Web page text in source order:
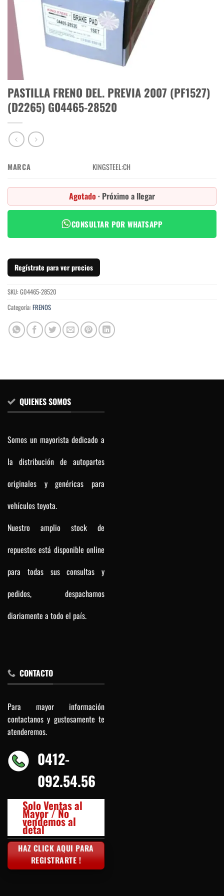
PASTILLA FRENO DEL. PREVIA 2007 (PF1527)
(D2265) G04465-28520
MARCA KINGSTEEL:CH
Agotado · Próximo a llegar
CONSULTAR POR WHATSAPP
Regístrate para ver precios
SKU: G04465-28520
Categoría: FRENOS
QUIENES SOMOS
Somos un mayorista dedicado a
la distribución de autopartes
originales y genéricas para
vehículos toyota.
Nuestro amplio stock de
repuestos está disponible online
para todas sus consultas y
pedidos, despachamos
diariamente a todo el país.
CONTACTO
Para mayor información
contactanos y gustosamente te
atenderemos.
0412-
092.54.56
Solo Ventas al
Mayor / No
vendemos al
detal
HAZ CLICK AQUI PARA
REGISTRARTE !